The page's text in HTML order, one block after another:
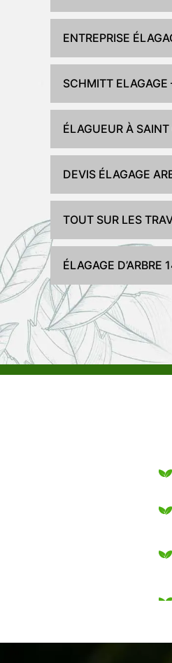
ENTREPRISE
SCHMITT ELAGAGE
ÉLAGUEUR À
DEVIS ÉLAGAGE
TOUT SUR LES
ÉLAGAGE D’ARBRE